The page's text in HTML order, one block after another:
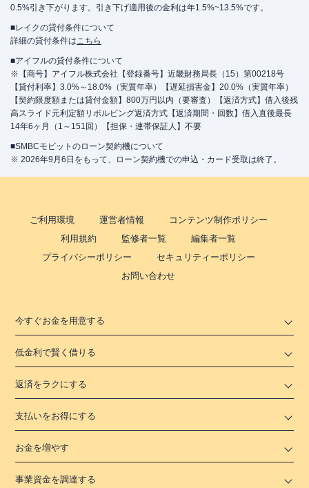
0.5%引き下がります。引き下げ適用後の金利は年1.5%~13.5%です。
■レイクの貸付条件について
詳細の貸付条件はこちら
■アイフルの貸付条件について
※【商号】アイフル株式会社【登録番号】近畿財務局長（15）第00218号
【貸付利率】3.0%～18.0%（実質年率）【遅延損害金】20.0%（実質年率）
【契約限度額または貸付金額】800万円以内（要審査）【返済方式】借入後残
高スライド元利定額リボルビング返済方式【返済期間・回数】借入直後最長
14年6ヶ月（1～151回）【担保・連帯保証人】不要
■SMBCモビットのローン契約機について
※ 2026年9月6日をもって、ローン契約機での申込・カード受取は終了。
ご利用環境 運営者情報
コンテンツ制作ポリシー
利用規約
監修者一覧
編集者一覧
プライバシーポリシー
セキュリティーポリシー
お問い合わせ
今すぐお金を用意する
低金利で賢く借りる
返済をラクにする
支払いをお得にする
お金を増やす
事業資金を調達する